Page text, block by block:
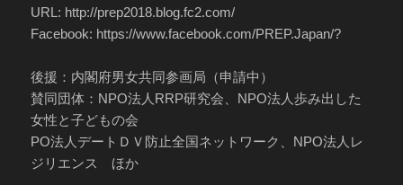
URL: http://prep2018.blog.fc2.com/
Facebook: https://www.facebook.com/PREP.Japan/?
後援：内閣府男女共同参画局（申請中）
賛同団体：NPO法人RRP研究会、NPO法人歩み出した
女性と子どもの会
PO法人デートＤＶ防止全国ネットワーク、NPO法人レ
ジリエンス ほか